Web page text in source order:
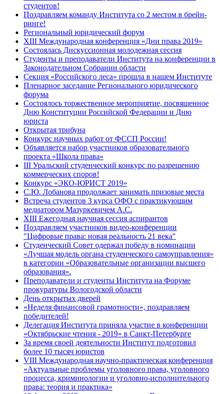
студентов!
Поздравляем команду Института со 2 местом в брейн-
ринге!
Региональный юридический форум
XIII Международная конференция «Дни права 2019»
Состоялась Дискуссионная молодежная сессия
Студенты и преподаватели Института на конференции в
Законодательном Собрании области
Секция «Российского леса» прошла в нашем Институте
Пленарное заседание Регионального юридического
форума
Состоялось торжественное мероприятие, посвященное
Дню Конституции Российской Федерации и Дню
юриста
Открытая трибуна
Конкурс научных работ от ФССП России!
Объявляется набор участников образовательного
проекта «Школа права»
III Уральский студенческий конкурс по разрешению
коммерческих споров!
Конкурс «ЭКО-ЮРИСТ 2019»
С.Ю. Лобанова продолжает занимать призовые места
Встреча студентов 3 курса ОФО с практикующим
медиатором Мазуркевичем А.С.
ХIII Ежегодная научная сессия аспирантов
Поздравляем участников видео-конференции
"Цифровые права: новая реальность 21 века"
Студенческий Совет одержал победу в номинации
«Лучшая модель органа студенческого самоуправления»
в категории «Образовательные организации высшего
образования».
Преподаватели и студенты Института на Форуме
прокуратуры Вологодской области
День открытых дверей
«Неделя финансовой грамотности», поздравляем
победителей!
Делегация Института приняла участие в конференции
«Октябрьские чтения - 2019» в Санкт-Петербурге
За время своей деятельности Институт подготовил
более 10 тысяч юристов
VIII Международная научно-практическая конференция
«Актуальные проблемы уголовного права, уголовного
процесса, криминологии и уголовно-исполнительного
права: теория и практика»